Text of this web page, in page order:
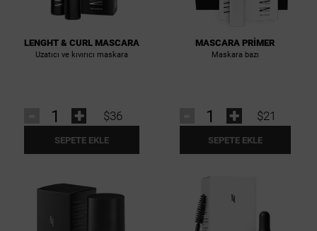
LENGHT & CURL MASCARA
Uzatıcı ve kıvırıcı maskara
$36
+
SEPETE EKLE
MASCARA PRIMER
Maskara bazı
$21
+
SEPETE EKLE